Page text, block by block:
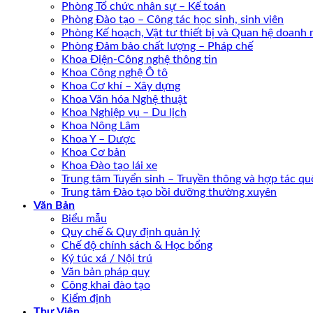
Phòng Tổ chức nhân sự – Kế toán
Phòng Đào tạo – Công tác học sinh, sinh viên
Phòng Kế hoạch, Vật tư thiết bị và Quan hệ doanh
Phòng Đảm bảo chất lượng – Pháp chế
Khoa Điện-Công nghệ thông tin
Khoa Công nghệ Ô tô
Khoa Cơ khí – Xây dựng
Khoa Văn hóa Nghệ thuật
Khoa Nghiệp vụ – Du lịch
Khoa Nông Lâm
Khoa Y – Dược
Khoa Cơ bản
Khoa Đào tạo lái xe
Trung tâm Tuyển sinh – Truyền thông và hợp tác
Trung tâm Đào tạo bồi dưỡng thường xuyên
Văn Bản
Biểu mẫu
Quy chế & Quy định quản lý
Chế độ chính sách & Học bổng
Ký túc xá / Nội trú
Văn bản pháp quy
Công khai đào tạo
Kiểm định